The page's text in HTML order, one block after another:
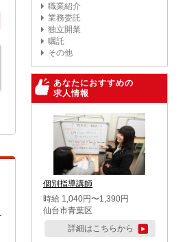
職業紹介
業務委託
独立開業
嘱託
その他
あなたにおすすめの
求人情報
個別指導講師
時給 1,040円〜1,390円
仙台市青葉区
詳細はこちらから